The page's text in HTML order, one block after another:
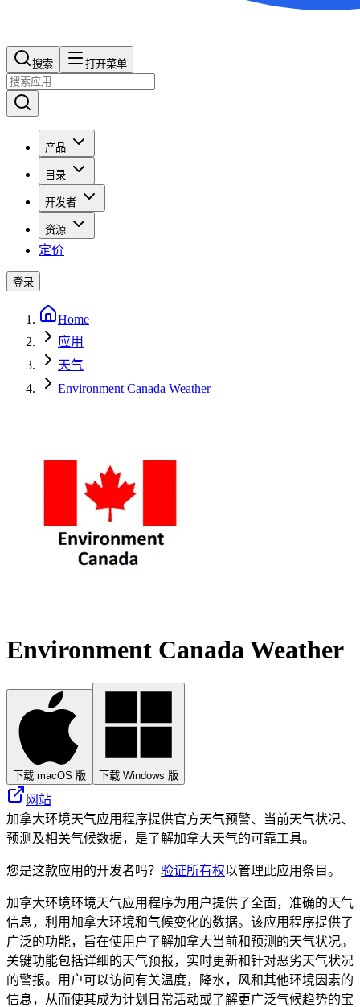
搜索​​​​ 打开菜单
产品
目录
开发者
资源
定价
登录
Home
应用
天气
Environment Canada Weather
Environment Canada Weather
下载 macOS 版 下载 Windows 版
网站
加拿大环境天气应用程序提供官方天气预警、当前天气状况、
预测及相关气候数据，是了解加拿大天气的可靠工具。
您是这款应用的开发者吗？ 验证所有权以管理此应用条目。
加拿大环境环境天气应用程序为用户提供了全面，准确的天气
信息，利用加拿大环境和气候变化的数据。该应用程序提供了
广泛的功能，旨在使用户了解加拿大当前和预测的天气状况。
关键功能包括详细的天气预报，实时更新和针对恶劣天气状况
的警报。用户可以访问有关温度，降水，风和其他环境因素的
信息，从而使其成为计划日常活动或了解更广泛气候趋势的宝